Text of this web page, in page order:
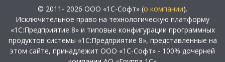
© 2011- 2026 ООО «1С-Софт» (о компании).
Исключительное право на технологическую платформу
«1С:Предприятие 8» и типовые конфигурации программных
продуктов системы «1С:Предприятие 8», представленные на
этом сайте, принадлежит ООО «1С-Софт» - 100% дочерней